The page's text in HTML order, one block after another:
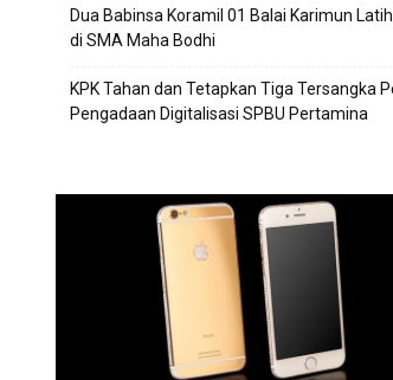
Dua Babinsa Koramil 01 Balai Karimun
di SMA Maha Bodhi
KPK Tahan dan Tetapkan Tiga Tersangka
Pengadaan Digitalisasi SPBU Pertamina